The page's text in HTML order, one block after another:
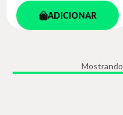
ADICIONAR
Mostrando